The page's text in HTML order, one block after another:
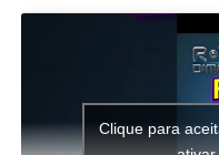
resgate visual funciona
Clique para